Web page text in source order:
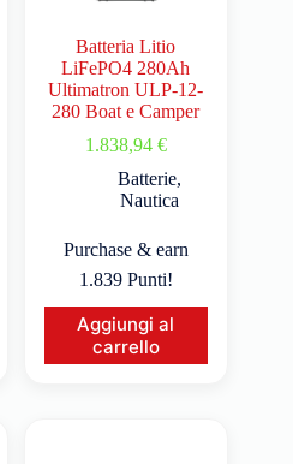
Batteria Litio
LiFePO4 280Ah
Ultimatron ULP-12-
280 Boat e Camper
1.838,94 €
Batterie,
Nautica
Purchase & earn
1.839 Punti!
Aggiungi al
carrello